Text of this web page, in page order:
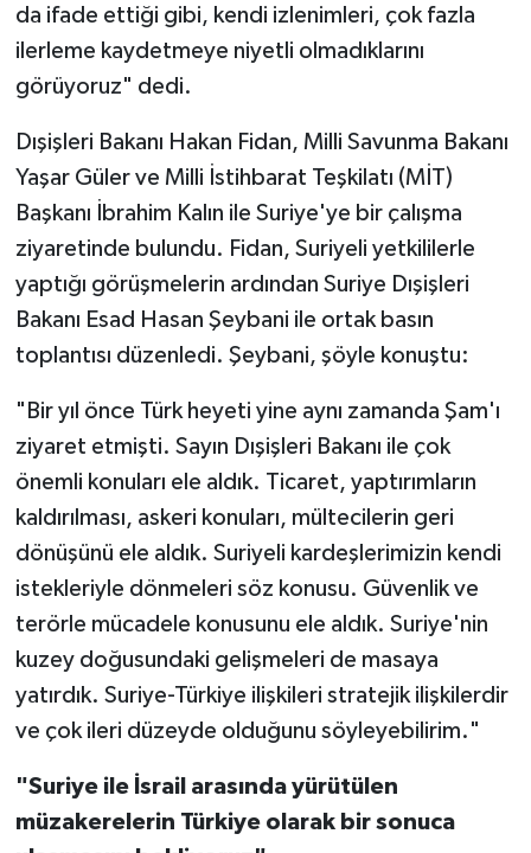
da ifade ettiği gibi, kendi izlenimleri, çok fazla
ilerleme kaydetmeye niyetli olmadıklarını
görüyoruz" dedi.
Dışişleri Bakanı Hakan Fidan, Milli Savunma Bakanı
Yaşar Güler ve Milli İstihbarat Teşkilatı (MİT)
Başkanı İbrahim Kalın ile Suriye'ye bir çalışma
ziyaretinde bulundu. Fidan, Suriyeli yetkililerle
yaptığı görüşmelerin ardından Suriye Dışişleri
Bakanı Esad Hasan Şeybani ile ortak basın
toplantısı düzenledi. Şeybani, şöyle konuştu:
"Bir yıl önce Türk heyeti yine aynı zamanda Şam'ı
ziyaret etmişti. Sayın Dışişleri Bakanı ile çok
önemli konuları ele aldık. Ticaret, yaptırımların
kaldırılması, askeri konuları, mültecilerin geri
dönüşünü ele aldık. Suriyeli kardeşlerimizin kendi
istekleriyle dönmeleri söz konusu. Güvenlik ve
terörle mücadele konusunu ele aldık. Suriye'nin
kuzey doğusundaki gelişmeleri de masaya
yatırdık. Suriye-Türkiye ilişkileri stratejik ilişkilerdir
ve çok ileri düzeyde olduğunu söyleyebilirim."
"Suriye ile İsrail arasında yürütülen
müzakerelerin Türkiye olarak bir sonuca